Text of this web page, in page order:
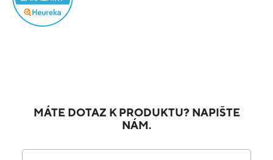
MÁTE DOTAZ K PRODUKTU? NAPIŠTE
NÁM.